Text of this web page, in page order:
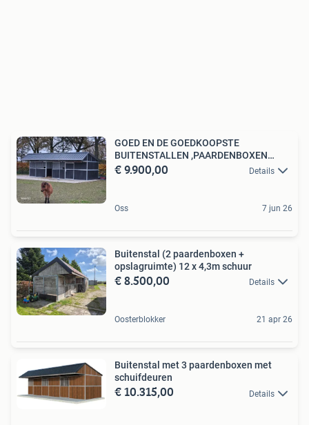
GOED EN DE GOEDKOOPSTE
BUITENSTALLEN ,PAARDENBOXEN
,STALDEUR
€ 9.900,00 Details
Oss 7 jun 26
Buitenstal (2 paardenboxen +
opslagruimte) 12 x 4,3m schuur
€ 8.500,00 Details
Oosterblokker 21 apr 26
Buitenstal met 3 paardenboxen met
schuifdeuren
€ 10.315,00 Details